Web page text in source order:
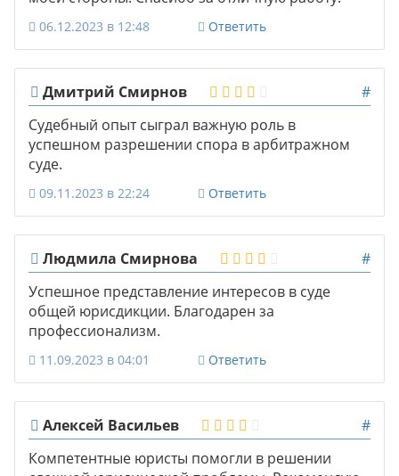
06.12.2023 в 12:48 Ответить
Дмитрий Смирнов
#
Судебный опыт сыграл важную роль в
успешном разрешении спора в арбитражном
суде.
09.11.2023 в 22:24 Ответить
Людмила Смирнова
#
Успешное представление интересов в суде
общей юрисдикции. Благодарен за
профессионализм.
11.09.2023 в 04:01 Ответить
Алексей Васильев
#
Компетентные юристы помогли в решении